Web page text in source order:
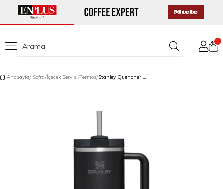
Anasayfa Sofra İçecek Servisi Termos Stanley Quencher Pipetli Termos 1,18 L Siyah